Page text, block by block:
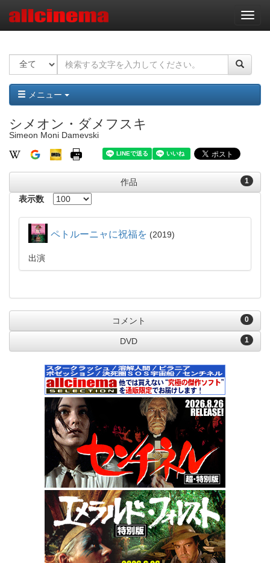
ナ
ビ
ー
ョ
ン
メニュー
シメオン・ダメフスキ
Simeon Moni Damevski
1
作品
表示数
ペトルーニャに祝福を 2019
出演
0
コメント
1
DVD